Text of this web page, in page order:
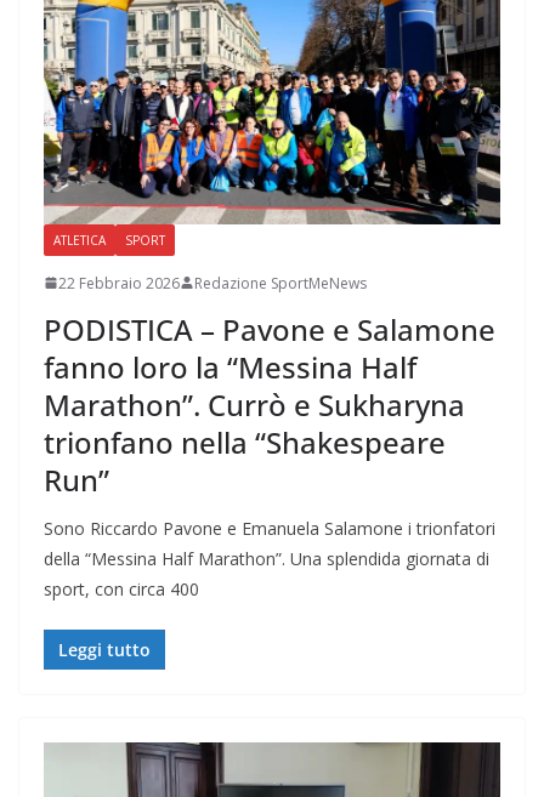
ATLETICA SPORT
22 Febbraio 2026 Redazione SportMeNews
PODISTICA – Pavone e Salamone
fanno loro la “Messina Half
Marathon”. Currò e Sukharyna
trionfano nella “Shakespeare
Run”
Sono Riccardo Pavone e Emanuela Salamone i trionfatori
della “Messina Half Marathon”. Una splendida giornata di
sport, con circa 400
Leggi tutto